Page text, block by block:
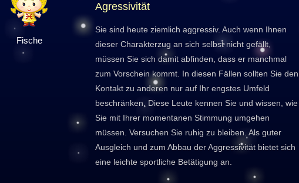
Fische
Agressivität
Sie sind heute ziemlich aggressiv. Auch wenn Ihnen
dieser Charakterzug an sich selbst nicht gefällt,
müssen Sie sich damit abfinden, dass er manchmal
zum Vorschein kommt. In diesen Fällen sollten Sie den
Kontakt zu anderen nur auf Ihr engstes Umfeld
beschränken. Diese Leute kennen Sie und wissen, wie
Sie mit Ihrer momentanen Stimmung umgehen
müssen. Versuchen Sie ruhig zu bleiben. Als guter
Ausgleich und zum Abbau der Aggressivität bietet sich
eine leichte sportliche Betätigung an.